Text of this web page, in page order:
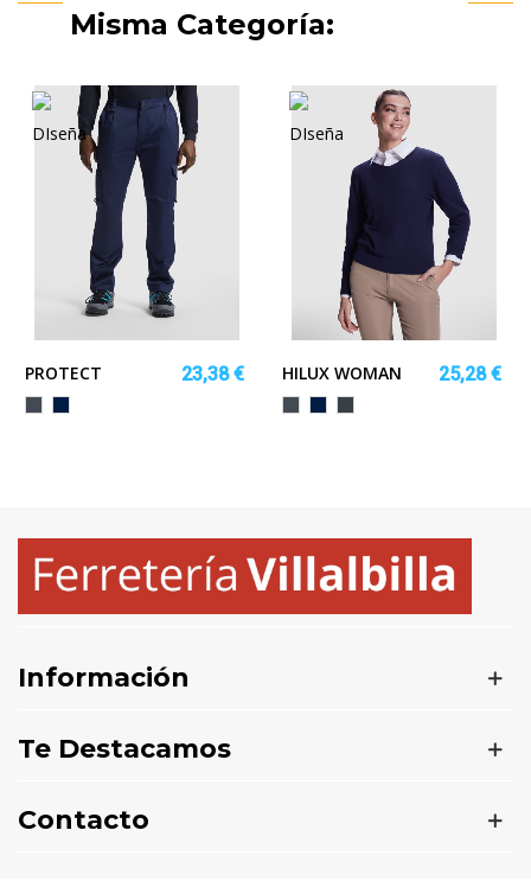
Misma Categoría:
PROTECT
23,38 €
HILUX WOMAN
25,28 €
Información
Te Destacamos
Contacto